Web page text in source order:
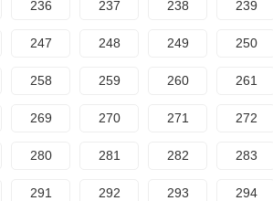
236 237 238 239
247 248 249 250
258 259 260 261
269 270 271 272
280 281 282 283
291 292 293 294